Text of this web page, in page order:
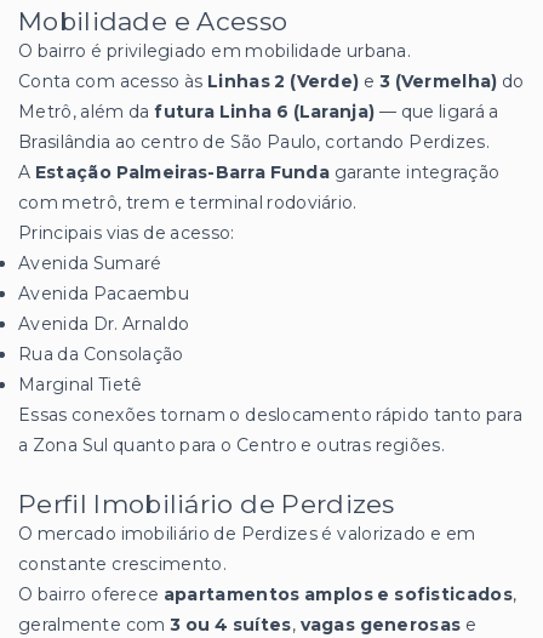
Mobilidade e Acesso
O bairro é privilegiado em mobilidade urbana.
Conta com acesso às Linhas 2 (Verde) e 3 (Vermelha) do
Metrô, além dafutura Linha 6 (Laranja) — que ligará a
Brasilândia ao centro de São Paulo, cortando Perdizes.
A Estação Palmeiras-Barra Funda garante integração
com metrô, trem e terminal rodoviário.
Principais vias de acesso:
Avenida Sumaré
Avenida Pacaembu
Avenida Dr. Arnaldo
Rua da Consolação
Marginal Tietê
Essas conexões tornam o deslocamento rápido tanto para
a Zona Sul quanto para o Centro e outras regiões.
Perfil Imobiliário de Perdizes
O mercado imobiliário de Perdizes é valorizado e em
constante crescimento.
O bairro oferece apartamentos amplos e sofisticados,
geralmente com3 ou 4 suítes, vagas generosas e